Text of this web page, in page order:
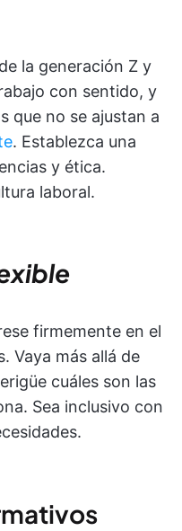
la generación Z y
con sentido, y
que no se ajustan a
. Establezca una
y ética.
laboral.
firmemente en el
Vaya más allá de
cuáles son las
Sea inclusivo con